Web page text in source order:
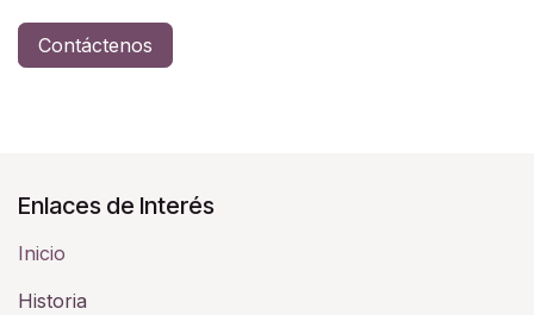
Contáctenos
Enlaces de Interés
Inicio
Historia​